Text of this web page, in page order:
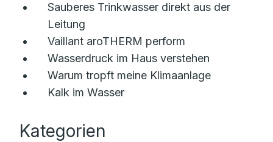
Sauberes Trinkwasser direkt aus der
Leitung
Vaillant aroTHERM perform
Wasserdruck im Haus verstehen
Warum tropft meine Klimaanlage
Kalk im Wasser
Kategorien